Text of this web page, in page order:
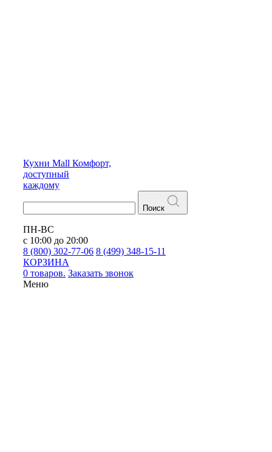
Кухни Mall Комфорт,
доступный
каждому
Поиск
ПН-ВС
с 10:00 до 20:00
8 (800) 302-77-06 8 (499) 348-15-11
КОРЗИНА
0 товаров. Заказать звонок
Меню